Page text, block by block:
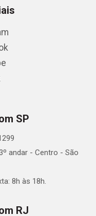
SP
andar - Centro - São
8h às 18h.
RJ